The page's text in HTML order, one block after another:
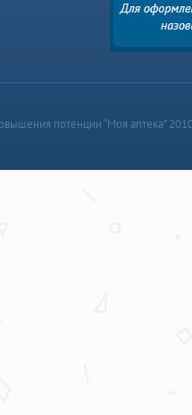
потенции “Моя аптека”